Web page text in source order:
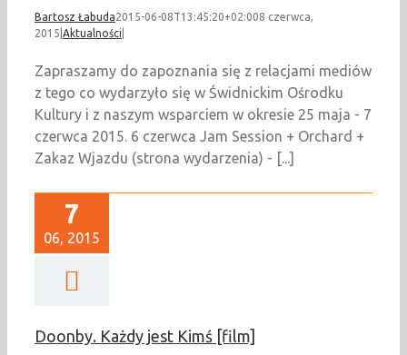
Bartosz Łabuda2015-06-08T13:45:20+02:008 czerwca,
2015 Aktualności
Zapraszamy do zapoznania się z relacjami mediów
z tego co wydarzyło się w Świdnickim Ośrodku
Kultury i z naszym wsparciem w okresie 25 maja - 7
czerwca 2015. 6 czerwca Jam Session + Orchard +
Zakaz Wjazdu (strona wydarzenia) - [...]
7
06, 2015
Doonby. Każdy jest Kimś [film]